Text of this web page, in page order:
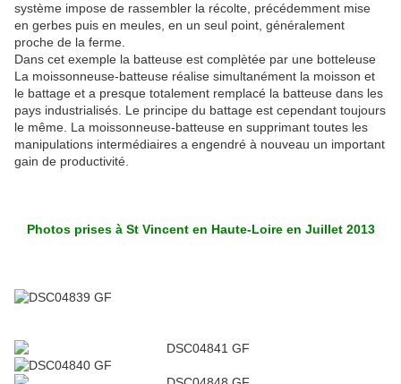
système impose de rassembler la récolte, précédemment mise
en gerbes puis en meules, en un seul point, généralement
proche de la ferme.
Dans cet exemple la batteuse est complètée par une botteleuse
La moissonneuse-batteuse réalise simultanément la moisson et
le battage et a presque totalement remplacé la batteuse dans les
pays industrialisés. Le principe du battage est cependant toujours
le même. La moissonneuse-batteuse en supprimant toutes les
manipulations intermédiaires a engendré à nouveau un important
gain de productivité.
Photos prises à St Vincent en Haute-Loire en Juillet 2013